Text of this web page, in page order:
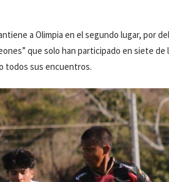
a Olimpia en el segundo lugar, por
que solo han participado en siete de
todos sus encuentros.